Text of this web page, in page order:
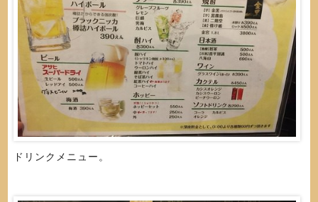
ドリンクメニュー。